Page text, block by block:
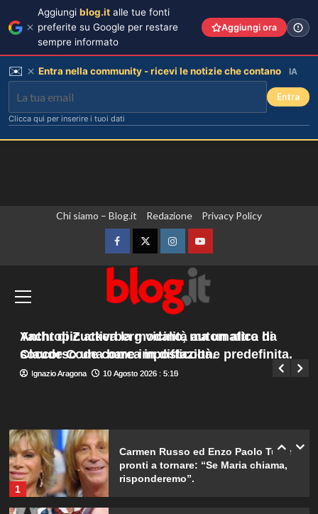
Chi siamo – Blog.it Redazione Privacy Policy
FacebookTwitterInstagramYouTube
principale
Iran, Araqchi “Un accordo con l’Oman su
Hormuz è vicino”. Nave colpita da un
proiettile nello Stretto
Giuseppe Recca 10 Agosto 2026 : 7:30
Yacht di Zuckerberg vicino, ma un altro ha
soccorso una barca in difficoltà.
Ignazio Aragona 10 Agosto 2026 : 5:15
Anthropic attiva la modalità automatica di
Claude Code come impostazione predefinita.
Ignazio Aragona 10 Agosto 2026 : 5:10
Chiara Ferragni incanta Formentera:
scatti esclusivi della sua vacanza da
sogno.
4
Chiara Ferragni risponde agli haters:
i suoi figli e le critiche sul peso.
William e Kate: le loro destinazioni
1
Carmen Russo ed Enzo Paolo Turchi
pronti a tornare: “Se Maria chiama,
risponderemo”.
Aggiungi blog.it alle tue fonti
preferite su Google per restare
sempre informato
Aggiungi ora
✉️ Entra nella community - ricevi le notizie che contano IA
Entra
Clicca qui per inserire i tuoi dati